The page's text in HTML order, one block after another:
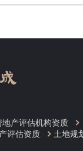
产评估机构资质
评估资质 土地规